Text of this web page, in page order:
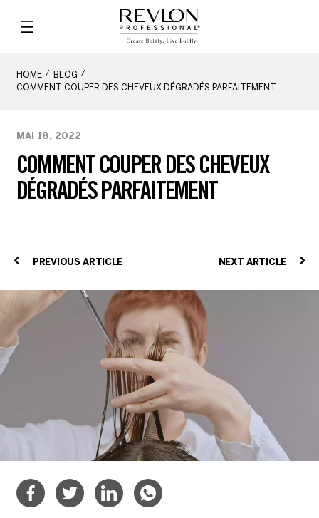
HOME
BLOG
COMMENT COUPER DES CHEVEUX DÉGRADÉS PARFAITEMENT
COMMENT COUPER DES CHEVEUX
DÉGRADÉS PARFAITEMENT
MAI 18, 2022
PREVIOUS ARTICLE NEXT ARTICLE